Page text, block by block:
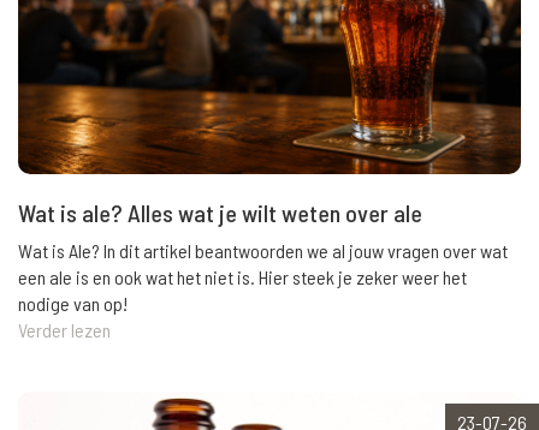
Wat is ale? Alles wat je wilt weten over ale
Wat is Ale? In dit artikel beantwoorden we al jouw vragen over wat
een ale is en ook wat het niet is. Hier steek je zeker weer het
nodige van op!
Verder lezen
23-07-26